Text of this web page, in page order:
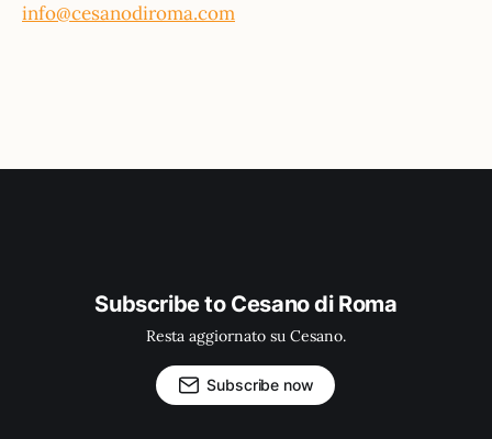
info@cesanodiroma.com
Subscribe to Cesano di Roma
Resta aggiornato su Cesano.
Subscribe now